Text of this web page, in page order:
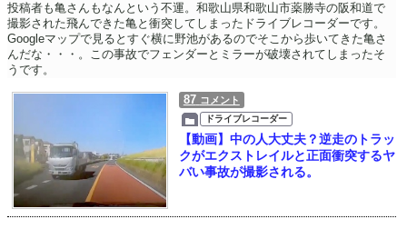
投稿者も亀さんもなんという不運。和歌山県和歌山市薬勝寺の阪和道で
撮影された飛んできた亀と衝突してしまったドライブレコーダーです。
Googleマップで見るとすぐ横に野池があるのでそこから歩いてきた亀さ
んだな・・・。この事故でフェンダーとミラーが破壊されてしまったそ
うです。
87 コメント
ドライブレコーダー
【動画】中の人大丈夫？逆走のトラッ
クがエクストレイルと正面衝突するヤ
バい事故が撮影される。